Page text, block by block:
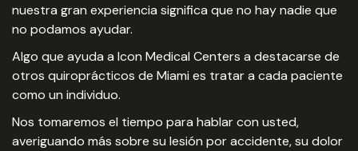
nuestra gran experiencia significa que no hay nadie que
no podamos ayudar.
Algo que ayuda a Icon Medical Centers a destacarse de
otros quiroprácticos de Miami es tratar a cada paciente
como un individuo.
Nos tomaremos el tiempo para hablar con usted,
averiguando más sobre su lesión por accidente, su dolor